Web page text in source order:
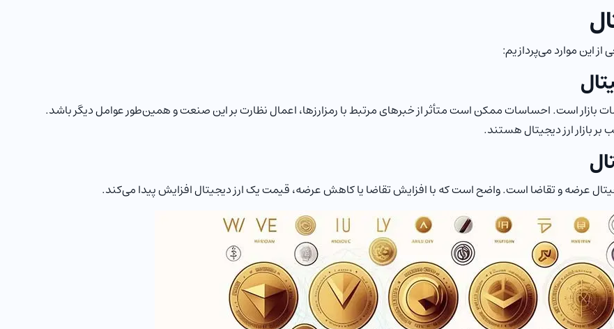
از این موارد می‌پردازیم:
بازار است. احساسات ممکن است متأثر از خبرهای مرتبط با رمزارزها، اعمال نظارت بر این صنعت و همین‌طور عوامل دیگر باشد.
بازار ارز دیجیتال هستند.
عرضه و تقاضا است. واضح است که با افزایش تقاضا یا کاهش عرضه، قیمت یک ارز دیجیتال افزایش پیدا می‌کند.